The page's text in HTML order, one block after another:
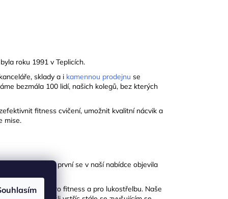
roku 1991 v Teplicích.
sklady a i kamennou prodejnu se
bezmála 100 lidí, našich kolegů, bez kterých
fitness cvičení, umožnit kvalitní nácvik a
mise.
pěny. Jako první se v naší nabídce objevila
a camping, pro fitness a pro lukostřelbu. Naše